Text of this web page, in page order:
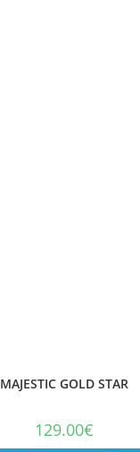
MAJESTIC GOLD STAR
129.00€